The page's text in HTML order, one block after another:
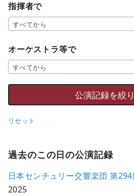
指揮者で
すべてから
オーケストラ等で
すべてから
リセット
過去のこの日の公演記録
日本センチュリー交響楽団 第
2025